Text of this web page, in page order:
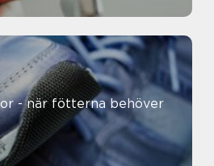
- när fötterna behöver